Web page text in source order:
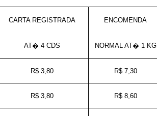
CARTA REGISTRADA ENCOMENDA
AT� 4 CDS NORMAL AT� 1 KG
R$ 3,80 R$ 7,30
R$ 3,80 R$ 8,60